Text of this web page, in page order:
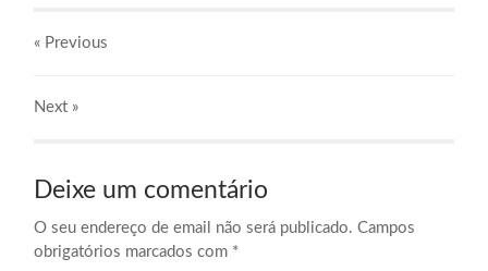
« Previous
Next »
Deixe um comentário
O seu endereço de email não será publicado. Campos
obrigatórios marcados com *